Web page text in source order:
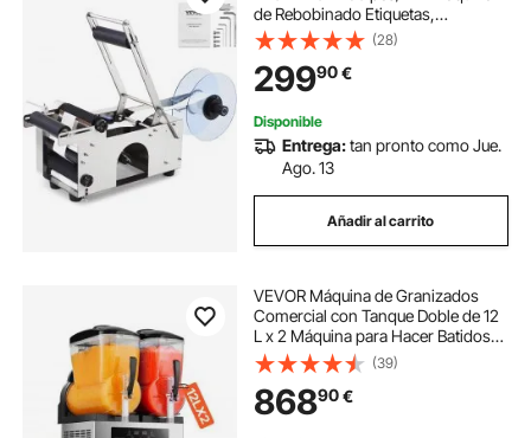
de Rebobinado Etiquetas,
640x350x460mm Máquina de
Etiquetas para Industrias como
Ropa, Logística de Almacenes,
Química Farmacéutica
(28)
29990€
Disponible
Entrega:tan pronto como Jue.
Ago. 13
Añadir al carrito
VEVOR Máquina de Granizados
Comercial con Tanque Doble de 12
L x 2 Máquina para Hacer Batidos
de Acero Inoxidable Máquina para
Hacer Granizados para Fiestas en
Hogar, Restaurantes, Cafeterías,
Bares
(39)
86890€